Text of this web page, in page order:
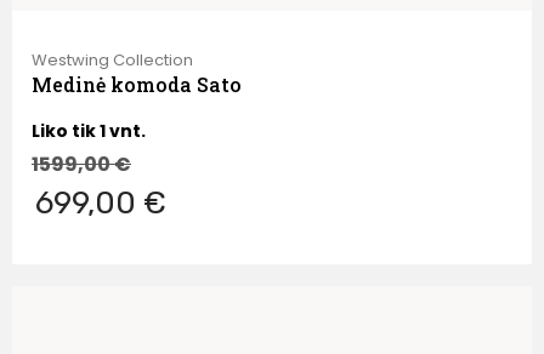
Westwing Collection
Medinė komoda Sato
Liko tik 1 vnt.
1599,00€
699,00 €